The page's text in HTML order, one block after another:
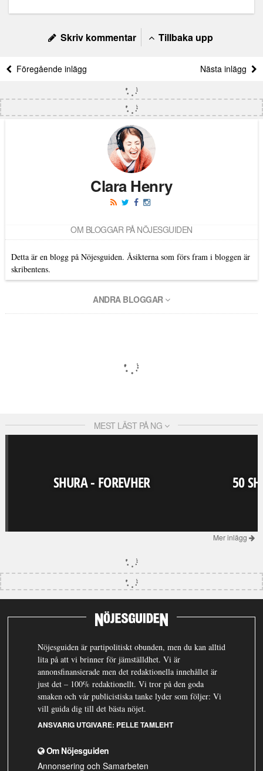
Skriv kommentar Tillbaka upp
Föregående inlägg Nästa inlägg
Clara Henry
OM BLOGGAR PÅ NÖJESGUIDEN
Detta är en blogg på Nöjesguiden. Åsikterna som förs fram i bloggen är
skribentens.
ANDRA BLOGGAR
MEST LÄST PÅ NG
SHURA - FOREVHER 50
Mer inlägg
Nöjesguiden är partipolitiskt obunden, men du kan alltid
lita på att vi brinner för jämställdhet. Vi är
annonsfinansierade men det redaktionella innehållet är
just det – 100% redaktionellt. Vi tror på den goda
smaken och vår publicistiska tanke lyder som följer: Vi
vill guida dig till det bästa nöjet.
ANSVARIG UTGIVARE: PELLE TAMLEHT
Om Nöjesguiden
Annonsering och Samarbeten